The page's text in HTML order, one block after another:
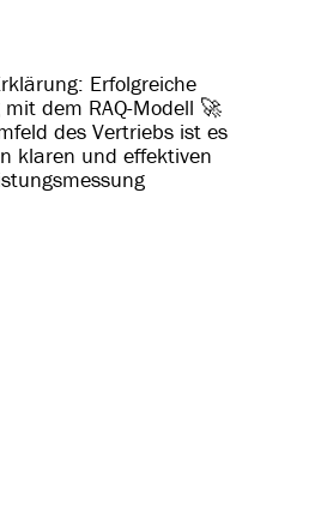
Erfolgreiche
dem RAQ-Modell 🚀
des Vertriebs ist es
kla­ren und effek­ti­ven